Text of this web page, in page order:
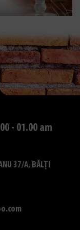
- 01.00 am
37/A, BĂLȚI